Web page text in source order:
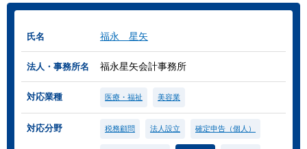
氏名 福永 星矢
法人・事務所名 福永星矢会計事務所
対応業種 医療・福祉 美容業
対応分野 税務顧問 法人設立 確定申告（個人）